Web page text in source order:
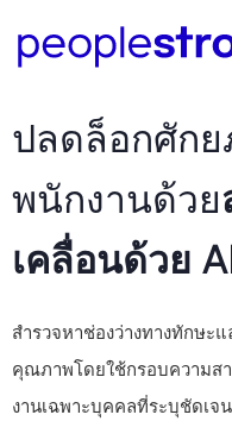
ปลดล็อกศัก
พนักงานด้วย
เคลื่อนด้วย
สำรวจหาช่องว่างทางทักษ
คุณภาพโดยใช้กรอบความส
งานเฉพาะบุคคลที่ระบุชัดเจน